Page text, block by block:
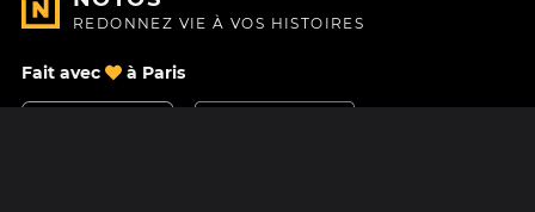
REDONNEZ VIE À VOS HISTOIRES
Fait avec à Paris